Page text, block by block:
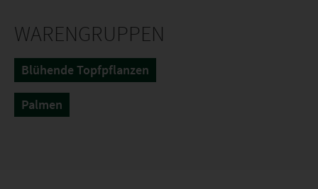
WARENGRUPPEN
Blühende Topfpflanzen
Palmen